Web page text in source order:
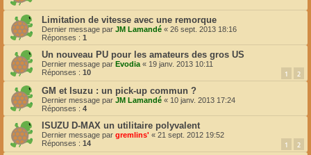
Limitation de vitesse avec une remorque
Dernier message par JM Lamandé « 26 sept. 2013 18:16
Réponses : 1
Un nouveau PU pour les amateurs des gros US
Dernier message par Evodia « 19 janv. 2013 10:11
Réponses : 10 1 2
GM et Isuzu : un pick-up commun ?
Dernier message par JM Lamandé « 10 janv. 2013 17:24
Réponses : 4
ISUZU D-MAX un utilitaire polyvalent
Dernier message par gremlins' « 21 sept. 2012 19:52
Réponses : 14 1 2